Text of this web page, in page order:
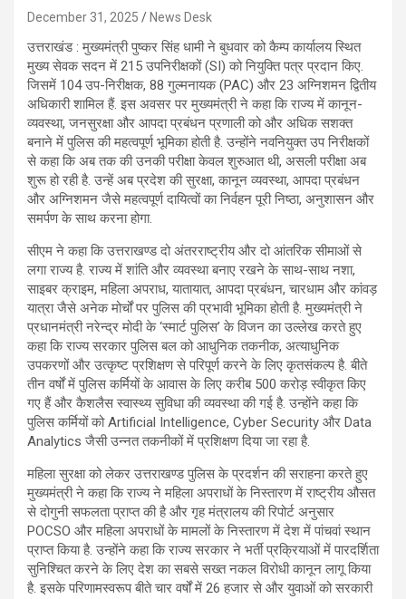
December 31, 2025 News Desk
उत्तराखंड : मुख्यमंत्री पुष्कर सिंह धामी ने बुधवार को कैम्प कार्यालय स्थित
मुख्य सेवक सदन में 215 उपनिरीक्षकों (SI) को नियुक्ति पत्र प्रदान किए.
जिसमें 104 उप-निरीक्षक, 88 गुल्मनायक (PAC) और 23 अग्निशमन द्वितीय
अधिकारी शामिल हैं. इस अवसर पर मुख्यमंत्री ने कहा कि राज्य में कानून-
व्यवस्था, जनसुरक्षा और आपदा प्रबंधन प्रणाली को और अधिक सशक्त
बनाने में पुलिस की महत्वपूर्ण भूमिका होती है. उन्होंने नवनियुक्त उप निरीक्षकों
से कहा कि अब तक की उनकी परीक्षा केवल शुरुआत थी, असली परीक्षा अब
शुरू हो रही है. उन्हें अब प्रदेश की सुरक्षा, कानून व्यवस्था, आपदा प्रबंधन
और अग्निशमन जैसे महत्वपूर्ण दायित्वों का निर्वहन पूरी निष्ठा, अनुशासन और
समर्पण के साथ करना होगा.
सीएम ने कहा कि उत्तराखण्ड दो अंतरराष्ट्रीय और दो आंतरिक सीमाओं से
लगा राज्य है. राज्य में शांति और व्यवस्था बनाए रखने के साथ-साथ नशा,
साइबर क्राइम, महिला अपराध, यातायात, आपदा प्रबंधन, चारधाम और कांवड़
यात्रा जैसे अनेक मोर्चों पर पुलिस की प्रभावी भूमिका होती है. मुख्यमंत्री ने
प्रधानमंत्री नरेन्द्र मोदी के ‘स्मार्ट पुलिस’ के विजन का उल्लेख करते हुए
कहा कि राज्य सरकार पुलिस बल को आधुनिक तकनीक, अत्याधुनिक
उपकरणों और उत्कृष्ट प्रशिक्षण से परिपूर्ण करने के लिए कृतसंकल्प है. बीते
तीन वर्षों में पुलिस कर्मियों के आवास के लिए करीब 500 करोड़ स्वीकृत किए
गए हैं और कैशलैस स्वास्थ्य सुविधा की व्यवस्था की गई है. उन्होंने कहा कि
पुलिस कर्मियों को Artificial Intelligence, Cyber Security और Data
Analytics जैसी उन्नत तकनीकों में प्रशिक्षण दिया जा रहा है.
महिला सुरक्षा को लेकर उत्तराखण्ड पुलिस के प्रदर्शन की सराहना करते हुए
मुख्यमंत्री ने कहा कि राज्य ने महिला अपराधों के निस्तारण में राष्ट्रीय औसत
से दोगुनी सफलता प्राप्त की है और गृह मंत्रालय की रिपोर्ट अनुसार
POCSO और महिला अपराधों के मामलों के निस्तारण में देश में पांचवां स्थान
प्राप्त किया है. उन्होंने कहा कि राज्य सरकार ने भर्ती प्रक्रियाओं में पारदर्शिता
सुनिश्चित करने के लिए देश का सबसे सख्त नकल विरोधी कानून लागू किया
है. इसके परिणामस्वरूप बीते चार वर्षों में 26 हजार से और युवाओं को सरकारी